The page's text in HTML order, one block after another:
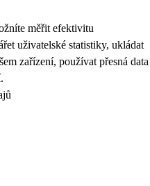
měřit efektivitu
uživatelské statistiky, ukládat
zařízení, používat přesná data